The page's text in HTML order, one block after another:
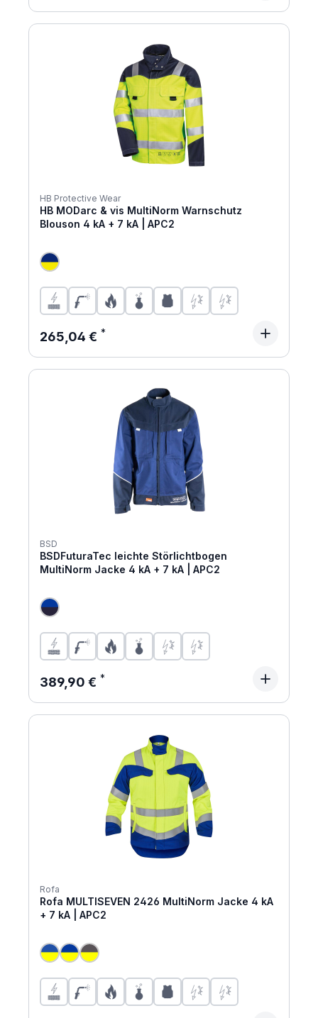
HB Protective Wear
HB MODarc & vis MultiNorm Warnschutz
Blouson 4 kA + 7 kA | APC2
Regulärer Preis:
265,04 €
BSD
BSDFuturaTec leichte Störlichtbogen
MultiNorm Jacke 4 kA + 7 kA | APC2
Regulärer Preis:
389,90 €
Rofa
Rofa MULTISEVEN 2426 MultiNorm Jacke 4 kA
+ 7 kA | APC2